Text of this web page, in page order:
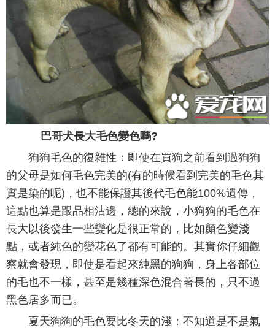
巴哥犬長大毛色變色嗎?
狗狗毛色的復雜性：即使在買狗之前看到過狗狗
的父母是如何毛色完美的(有的時候看到完美的毛色其
實是染的呢)，也不能保證其後代毛色能100%遺傳，
這點也算是跟品相沾邊，總的來說，小狗狗的毛色在
長大以後發生一些變化是很正常的，比如顏色變淺
點，或者純色的變花色了都有可能的。其實你仔細觀
察就會發現，即使是看起來純黑的狗狗，身上各部位
的毛也不一樣，甚至是幾種深色混合著長的，只不過
黑色居多而已。
夏天狗狗的毛色要比冬天的淺：不知道是不是氣